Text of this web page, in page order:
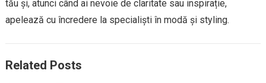
tău și, atunci când ai nevoie de claritate sau inspirație,
apelează cu încredere la specialiști în modă și styling.
Related Posts